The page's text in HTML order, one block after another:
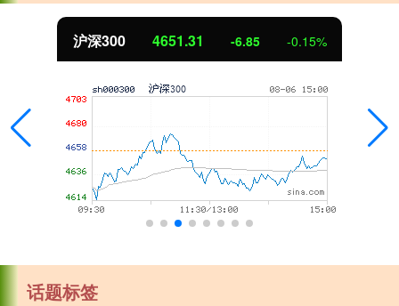
北证50 1122.88 3.42 0.30%
话题标签